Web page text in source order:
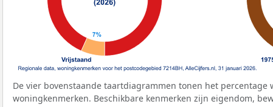
De vier bovenstaande taartdiagrammen tonen het percentage
woningkenmerken. Beschikbare kenmerken zijn eigendom,